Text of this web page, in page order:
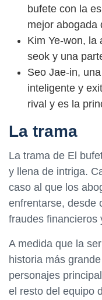
bufete con la
mejor abogada
Kim Ye-won, la
seok y una
Seo Jae-in,
inteligente y
rival y es la
La trama
La trama de El
y llena de intriga.
caso al que los
enfrentarse, desde
fraudes financieros
A medida que la
historia más
personajes
el resto del equipo